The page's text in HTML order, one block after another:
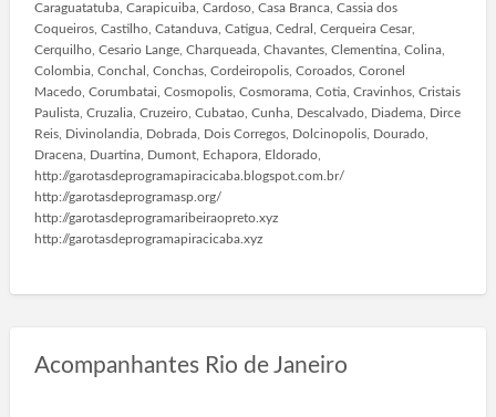
Caraguatatuba, Carapicuiba, Cardoso, Casa Branca, Cassia dos
Coqueiros, Castilho, Catanduva, Catigua, Cedral, Cerqueira Cesar,
Cerquilho, Cesario Lange, Charqueada, Chavantes, Clementina, Colina,
Colombia, Conchal, Conchas, Cordeiropolis, Coroados, Coronel
Macedo, Corumbatai, Cosmopolis, Cosmorama, Cotia, Cravinhos, Cristais
Paulista, Cruzalia, Cruzeiro, Cubatao, Cunha, Descalvado, Diadema, Dirce
Reis, Divinolandia, Dobrada, Dois Corregos, Dolcinopolis, Dourado,
Dracena, Duartina, Dumont, Echapora, Eldorado,
http://garotasdeprogramapiracicaba.blogspot.com.br/
http://garotasdeprogramasp.org/
http://garotasdeprogramaribeiraopreto.xyz
http://garotasdeprogramapiracicaba.xyz
Acompanhantes Rio de Janeiro